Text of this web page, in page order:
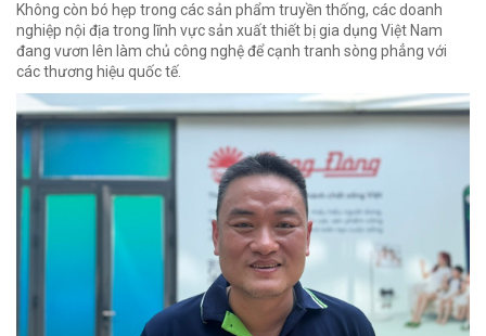
Không còn bó hẹp trong các sản phẩm truyền thống, các doanh
nghiệp nội địa trong lĩnh vực sản xuất thiết bị gia dụng Việt Nam
đang vươn lên làm chủ công nghệ để cạnh tranh sòng phẳng với
các thương hiệu quốc tế.